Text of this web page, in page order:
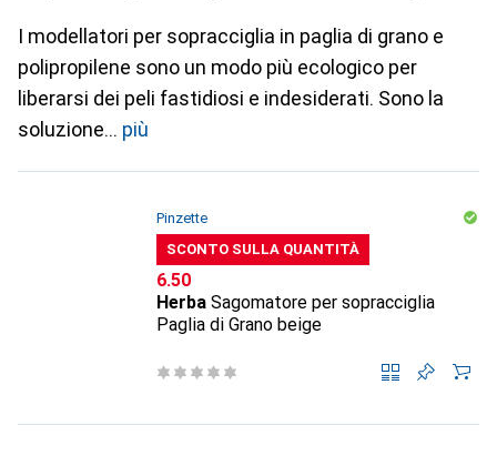
I modellatori per sopracciglia in paglia di grano e
polipropilene sono un modo più ecologico per
liberarsi dei peli fastidiosi e indesiderati. Sono la
soluzione
più
Pinzette
SCONTO SULLA QUANTITÀ
CHF
6.50
Herba Sagomatore per sopracciglia
Paglia di Grano beige